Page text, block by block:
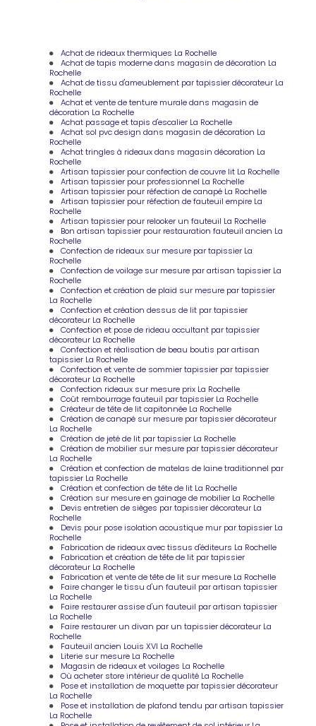
Achat de rideaux thermiques La Rochelle
Achat de tapis moderne dans magasin de décoration La
Rochelle
Achat de tissu d'ameublement par tapissier décorateur La
Rochelle
Achat et vente de tenture murale dans magasin de
décoration La Rochelle
Achat passage et tapis d'escalier La Rochelle
Achat sol pvc design dans magasin de décoration La
Rochelle
Achat tringles à rideaux dans magasin décoration La
Rochelle
Artisan tapissier pour confection de couvre lit La Rochelle
Artisan tapissier pour professionnel La Rochelle
Artisan tapissier pour réfection de canapé La Rochelle
Artisan tapissier pour réfection de fauteuil empire La
Rochelle
Artisan tapissier pour relooker un fauteuil La Rochelle
Bon artisan tapissier pour restauration fauteuil ancien La
Rochelle
Confection de rideaux sur mesure par tapissier La
Rochelle
Confection de voilage sur mesure par artisan tapissier La
Rochelle
Confection et création de plaid sur mesure par tapissier
La Rochelle
Confection et création dessus de lit par tapissier
décorateur La Rochelle
Confection et pose de rideau occultant par tapissier
décorateur La Rochelle
Confection et réalisation de beau boutis par artisan
tapissier La Rochelle
Confection et vente de sommier tapissier par tapissier
décorateur La Rochelle
Confection rideaux sur mesure prix La Rochelle
Coût rembourrage fauteuil par tapissier La Rochelle
Créateur de tête de lit capitonnée La Rochelle
Création de canapé sur mesure par tapissier décorateur
La Rochelle
Création de jeté de lit par tapissier La Rochelle
Création de mobilier sur mesure par tapissier décorateur
La Rochelle
Création et confection de matelas de laine traditionnel par
tapissier La Rochelle
Création et confection de tête de lit La Rochelle
Création sur mesure en gainage de mobilier La Rochelle
Devis entretien de sièges par tapissier décorateur La
Rochelle
Devis pour pose isolation acoustique mur par tapissier La
Rochelle
Fabrication de rideaux avec tissus d'éditeurs La Rochelle
Fabrication et création de tête de lit par tapissier
décorateur La Rochelle
Fabrication et vente de tête de lit sur mesure La Rochelle
Faire changer le tissu d'un fauteuil par artisan tapissier
La Rochelle
Faire restaurer assise d'un fauteuil par artisan tapissier
La Rochelle
Faire restaurer un divan par un tapissier décorateur La
Rochelle
Fauteuil ancien Louis XVI La Rochelle
Literie sur mesure La Rochelle
Magasin de rideaux et voilages La Rochelle
Où acheter store intérieur de qualité La Rochelle
Pose et installation de moquette par tapissier décorateur
La Rochelle
Pose et installation de plafond tendu par artisan tapissier
La Rochelle